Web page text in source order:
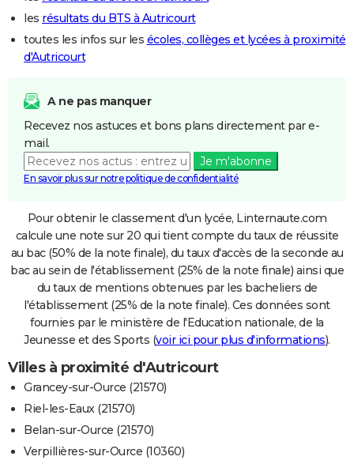
les résultats du BTS à Autricourt
toutes les infos sur les écoles, collèges et lycées à proximité
d'Autricourt
A ne pas manquer
Recevez nos astuces et bons plans directement par e-
mail.
Je m'abonne
En savoir plus sur notre politique de confidentialité
Pour obtenir le classement d'un lycée, Linternaute.com
calcule une note sur 20 qui tient compte du taux de réussite
au bac (50% de la note finale), du taux d'accès de la seconde au
bac au sein de l'établissement (25% de la note finale) ainsi que
du taux de mentions obtenues par les bacheliers de
l'établissement (25% de la note finale). Ces données sont
fournies par le ministère de l'Education nationale, de la
Jeunesse et des Sports (voir ici pour plus d'informations).
Villes à proximité d'Autricourt
Grancey-sur-Ource (21570)
Riel-les-Eaux (21570)
Belan-sur-Ource (21570)
Verpillières-sur-Ource (10360)